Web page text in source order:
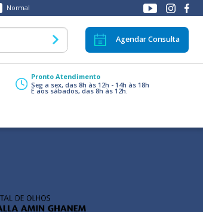
Normal
Agendar Consulta
Pronto Atendimento
Seg a sex, das 8h às 12h - 14h às 18h
E aos sábados, das 8h às 12h.